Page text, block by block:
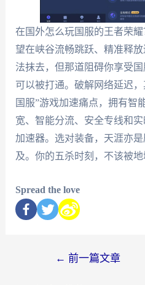
在国外怎么玩国服的王者荣
望在峡谷流畅跳跃、精准释
法抹去，但那道阻碍你享受
可以被打通。破解网络延迟
国服”游戏加速痛点，拥有智
宽、智能分流、安全专线和
加速器。选对装备，天涯亦
及。你的五杀时刻，不该被地
Spread the love
← 前一篇文章